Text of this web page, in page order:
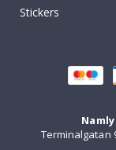
Stickers
Terminalgatan